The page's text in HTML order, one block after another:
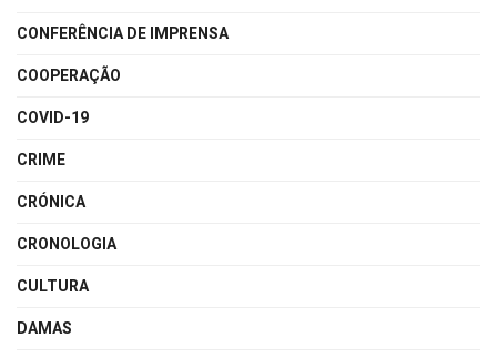
CONFERÊNCIA DE IMPRENSA
COOPERAÇÃO
COVID-19
CRIME
CRÓNICA
CRONOLOGIA
CULTURA
DAMAS